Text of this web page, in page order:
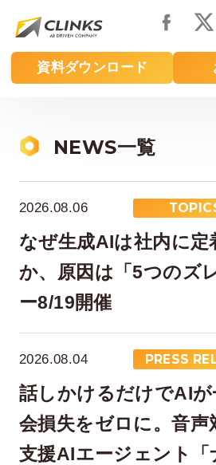
main
content
資料ダウンロード
NEWS一覧
2026.08.06
なぜ生成AIは社内に定
か、原因は「5つのズ
ー8/19開催
2026.08.04 PRESS
話しかけるだけでAIが
会損失をゼロに。音声
支援AIエージェント